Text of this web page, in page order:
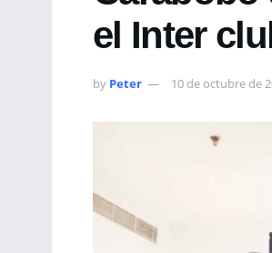
el Inter
by Peter 10 de octubre de